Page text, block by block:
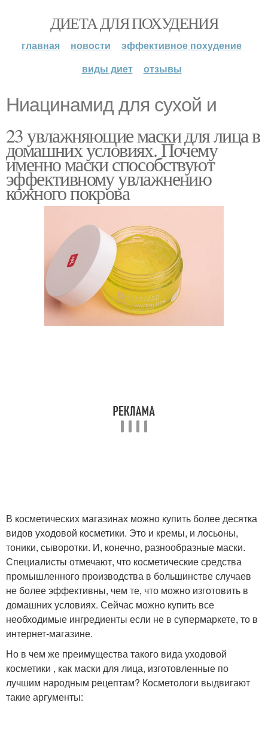
ДИЕТА ДЛЯ ПОХУДЕНИЯ
главная новости
эффективное похудение
виды диет
отзывы
Ниацинамид для сухой и
23 увлажняющие маски для лица в
домашних условиях. Почему
именно маски способствуют
эффективному увлажнению
кожного покрова
В косметических магазинах можно купить более десятка
видов уходовой косметики. Это и кремы, и лосьоны,
тоники, сыворотки. И, конечно, разнообразные маски.
Специалисты отмечают, что косметические средства
промышленного производства в большинстве случаев
не более эффективны, чем те, что можно изготовить в
домашних условиях. Сейчас можно купить все
необходимые ингредиенты если не в супермаркете, то в
интернет-магазине.
Но в чем же преимущества такого вида уходовой
косметики , как маски для лица, изготовленные по
лучшим народным рецептам? Косметологи выдвигают
такие аргументы: